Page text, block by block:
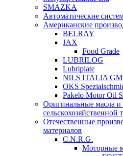
SMAZKA
Автоматические
Американские
BELRAY
JAX
Food Grade
LUBRILOG
Lubriplate
NILS ITALIA
OKS
Pakelo Motor Oil
Оригинальные масла и
Отечественные
материалов
C.N.R.G.
Моторные